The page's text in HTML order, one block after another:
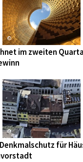
©
im zweiten
©
für